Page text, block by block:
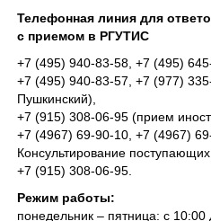
Телефонная линия для
с приемом в РГУТИС
+7 (495) 940-83-58, +7 (495)
+7 (495) 940-83-57, +7 (977)
Пушкинский),
+7 (915) 308-06-95 (прием
+7 (4967) 69-90-10, +7 (4967)
Консультирование
+7 (915) 308-06-95.
Режим работы:
понедельник – пятница: с 10:00